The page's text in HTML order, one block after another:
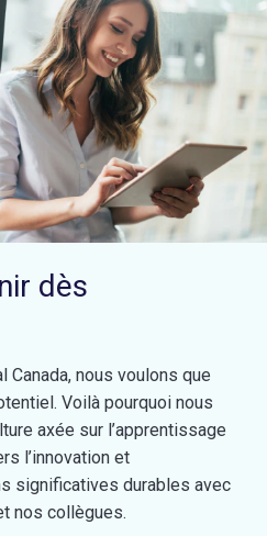
dès
Canada, nous voulons que
Voilà pourquoi nous
axée sur l’apprentissage
l’innovation et
significatives durables avec
nos collègues.